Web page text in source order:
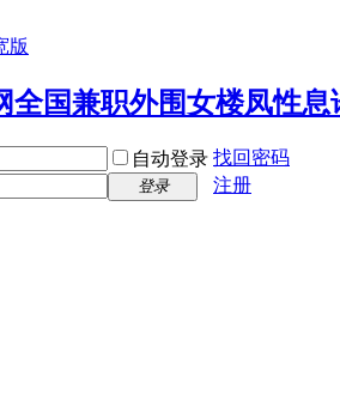
版
自动登录 找回密码
登录
注册